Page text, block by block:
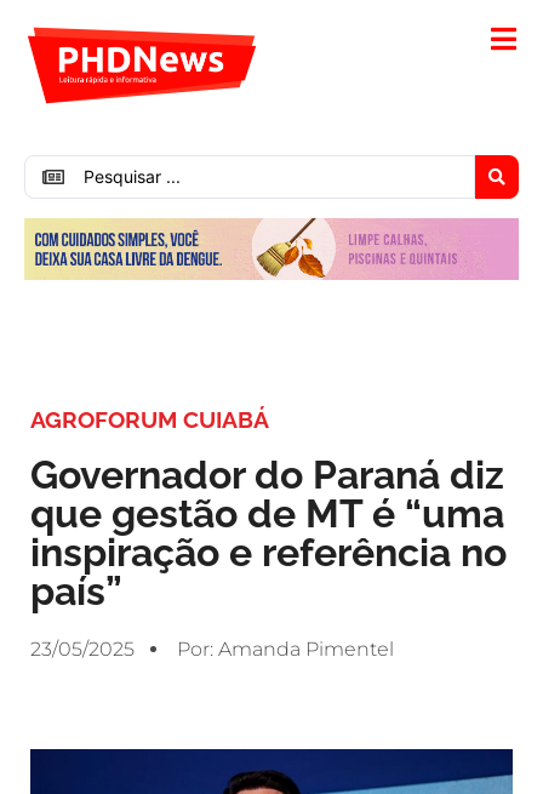
AGROFORUM CUIABÁ
Governador do Paraná diz
que gestão de MT é “uma
inspiração e referência no
país”
23/05/2025 Por: Amanda Pimentel